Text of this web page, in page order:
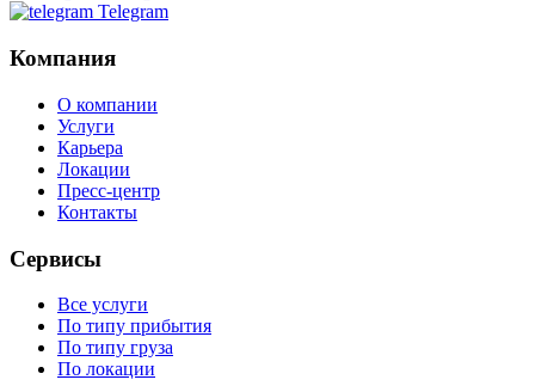
Telegram
Компания
О компании
Услуги
Карьера
Локации
Пресс-центр
Контакты
Сервисы
Все услуги
По типу прибытия
По типу груза
По локации